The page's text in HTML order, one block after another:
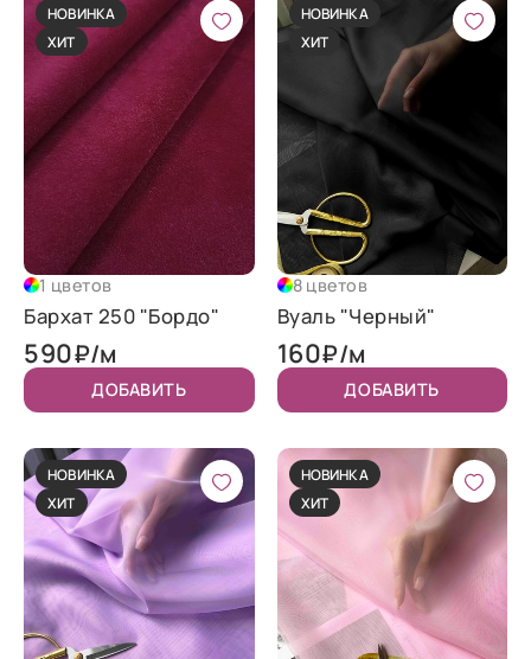
НОВИНКА
ХИТ
1 цветов
Бархат 250 "Бордо"
590₽/м
ДОБАВИТЬ
НОВИНКА
ХИТ
8 цветов
Вуаль "Черный"
160₽/м
ДОБАВИТЬ
НОВИНКА
ХИТ
НОВИНКА
ХИТ